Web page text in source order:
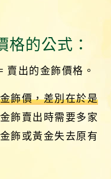
的公式：
出的金飾價格。
飾價，差別在於是
飾賣出時需要多家
飾或黃金失去原有